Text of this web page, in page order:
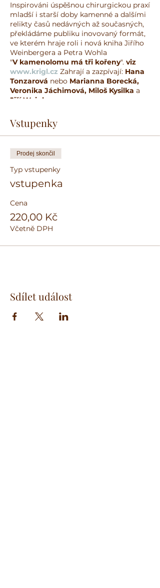
Inspirováni úspěšnou chirurgickou praxí
mladší i starší doby kamenné a dalšími
relikty časů nedávných až současných,
překládáme publiku inovovaný formát,
ve kterém hraje roli i nová kniha Jiřího
Weinbergera a Petra Wohla
"V kamenolomu má tři kořeny". viz
www.krigl.cz Zahrají a zazpívají: Hana
Tonzarová nebo Marianna Borecká,
Veronika Jáchimová, Miloš Kysilka a
Jiří Weinberger
Vstupenky
Prodej skončil
Typ vstupenky
vstupenka
Cena
220,00 Kč
Včetně DPH
Sdílet událost